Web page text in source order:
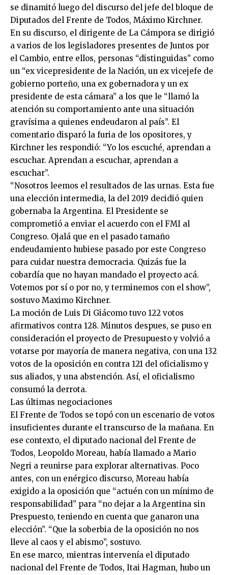
se dinamitó luego del discurso del jefe del bloque de
Diputados del Frente de Todos, Máximo Kirchner.
En su discurso, el dirigente de La Cámpora se dirigió
a varios de los legisladores presentes de Juntos por
el Cambio, entre ellos, personas “distinguidas” como
un “ex vicepresidente de la Nación, un ex vicejefe de
gobierno porteño, una ex gobernadora y un ex
presidente de esta cámara” a los que le “llamó la
atención su comportamiento ante una situación
gravísima a quienes endeudaron al país”. El
comentario disparó la furia de los opositores, y
Kirchner les respondió: “Yo los escuché, aprendan a
escuchar. Aprendan a escuchar, aprendan a
escuchar”.
“Nosotros leemos el resultados de las urnas. Esta fue
una elección intermedia, la del 2019 decidió quien
gobernaba la Argentina. El Presidente se
comprometió a enviar el acuerdo con el FMI al
Congreso. Ojalá que en el pasado tamaño
endeudamiento hubiese pasado por este Congreso
para cuidar nuestra democracia. Quizás fue la
cobardía que no hayan mandado el proyecto acá.
Votemos por sí o por no, y terminemos con el show”,
sostuvo Maximo Kirchner.
La moción de Luis Di Giácomo tuvo 122 votos
afirmativos contra 128. Minutos despues, se puso en
consideración el proyecto de Presupuesto y volvió a
votarse por mayoría de manera negativa, con una 132
votos de la oposición en contra 121 del oficialismo y
sus aliados, y una abstención. Así, el oficialismo
consumó la derrota.
Las últimas negociaciones
El Frente de Todos se topó con un escenario de votos
insuficientes durante el transcurso de la mañana. En
ese contexto, el diputado nacional del Frente de
Todos, Leopoldo Moreau, había llamado a Mario
Negri a reunirse para explorar alternativas. Poco
antes, con un enérgico discurso, Moreau había
exigido a la oposición que “actuén con un mínimo de
responsabilidad” para “no dejar a la Argentina sin
Prespuesto, teniendo en cuenta que ganaron una
elección”. “Que la soberbia de la oposición no nos
lleve al caos y el abismo”, sostuvo.
En ese marco, mientras intervenía el diputado
nacional del Frente de Todos, Itai Hagman, hubo un